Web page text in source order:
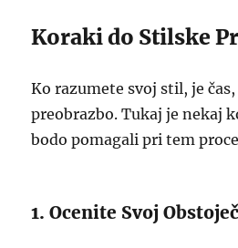
Koraki do Stilske
Ko razumete svoj stil, je čas,
preobrazbo. Tukaj je nekaj
bodo pomagali pri tem
1. Ocenite Svoj